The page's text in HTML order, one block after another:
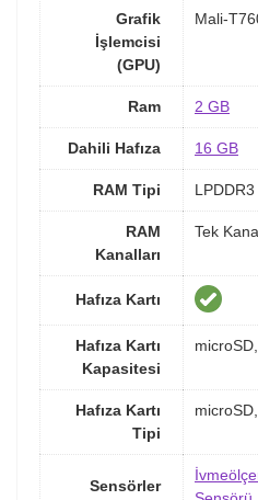
Grafik
İşlemcisi
(GPU)
Mali-
Ram 2 GB
Dahili Hafıza 16 GB
RAM Tipi LPDDR3
RAM
Kanalları
Tek
Hafıza Kartı
Hafıza Kartı
Kapasitesi
Hafıza Kartı
Tipi
Sensörler